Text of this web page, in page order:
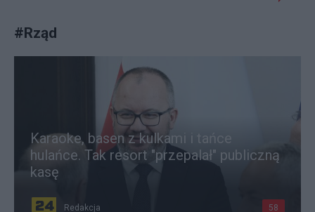
#Rząd
Karaoke, basen z kulkami i tańce
hulańce. Tak resort "przepalał" publiczną
kasę
Redakcja 58